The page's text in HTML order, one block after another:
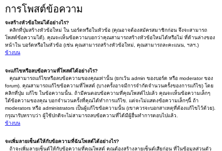
การโพสต์ข้อความ
จะสร้างหัวข้อใหม่ได้อย่างไร?
คลิกที่ปุ่มสร้างหัวข้อใหม่ ใน บอร์ดหรือในหัวข้อ (คุณอาจต้องสมัครสมาชิกก่อน จึงจะสามารถ
โพสต์ข้อความได้). คุณจะเห็นข้อความบอกว่าคุณสามารถสร้างหัวข้อใหม่ได้หรือไม่ ที่ด้านล่างของ
หน้าใน บอร์ดหรือในหัวข้อ (เช่น คุณสามารถสร้างหัวข้อใหม่, คุณสามารถละคะแนน, ฯลฯ.)
ข้างบน
จะแก้ไขหรือลบข้อความที่โพสต์ได้อย่างไร?
คุณสามารถแก้ไขหรือลบข้อความของคุณเท่านั้น (ยกเว้น admin ของบอร์ด หรือ moderator ของ
forum). คุณสามารถแก้ไขข้อความที่โพสต์ (บางครั้งอาจมีการจำกัดจำนวนครั้งของการแก้ไข) โดย
คลิกที่ปุ่ม แก้ไข ในข้อความนั้น. ถ้ามีคนตอบข้อความที่คุณโพสต์ไปแล้ว คุณจะเห็นข้อความเล็กๆ
ใต้ข้อความของคุณ บอกจำนวนครั้งที่คุณได้ทำการแก้ไข. แต่จะไม่แสดงข้อความเล็กๆนี้ ถ้า
moderators หรือ administrators เป็นผู้แก้ไขข้อความนั้น (เขาควรจะบอกสาเหตุที่ต้องแก้ไขไว้ด้วย).
กรุณารับทราบว่า ผู้ใช้ปกติจะไม่สามารถลบข้อความที่ได้มีผู้อื่นทำการตอบไปแล้ว.
ข้างบน
จะเพิ่มลายเซ็นต์ให้กับข้อความที่ฉันโพสต์ได้อย่างไร?
ถ้าจะเพิ่มลายเซ็นต์ให้กับข้อความที่คุณโพสต์ คุณต้องสร้างลายเซ็นต์เสียก่อน ที่ในข้อมูลส่วนตัว